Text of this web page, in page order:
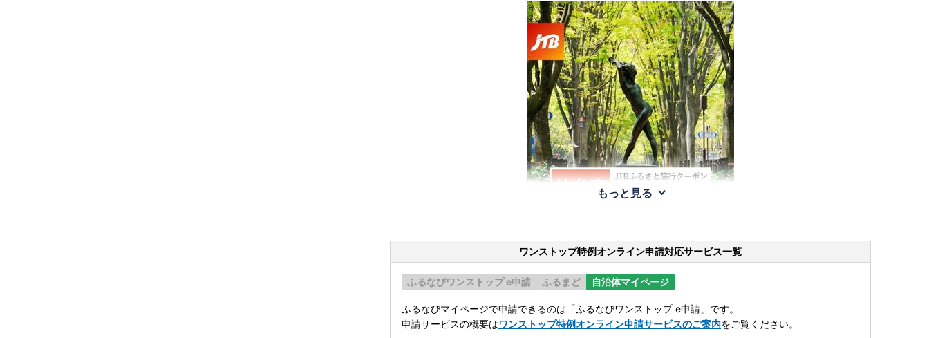
もっと見る
ワンストップ特例オンライン申請対応サービス一覧
ふるなびワンストップ e申請 ふるまど 自治体マイページ
ふるなびマイページで申請できるのは「ふるなびワンストップ e申請」です。
申請サービスの概要はワンストップ特例オンライン申請サービスのご案内をご覧ください。